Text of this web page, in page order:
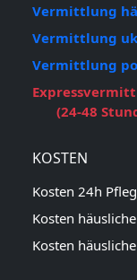
Vermittlung
Vermittlung
Vermittlung
(24-48
KOSTEN
Kosten 24h
Kosten
Kosten